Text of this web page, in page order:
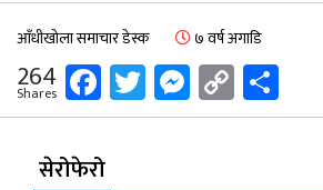
आँधीखोला समाचार डेस्क ७ वर्ष अगाडि
264
Shares Facebook
Twitter
Messenger
Copy
Link
सेरोफेरो